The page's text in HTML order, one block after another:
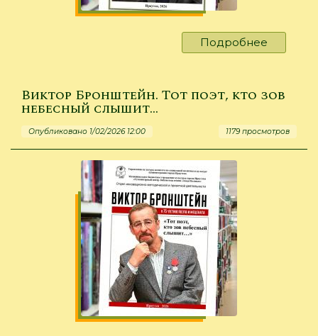
Подробнее
издание
летию
Ю.
Виктор Бронштейн. Тот поэт, кто зов
небесный слышит…
Опубликовано 1/02/2026 12:00 1179 просмотров